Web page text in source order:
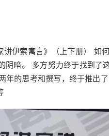
讲伊索寓言》（上下册） 如
阴暗。 多方努力终于找到了
年的思考和撰写，终于推出